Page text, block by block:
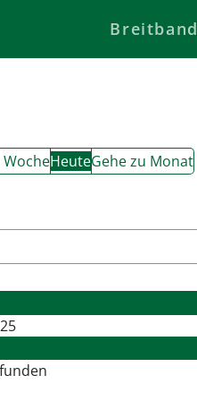
Breitband
WocheHeuteGehe zu Monat